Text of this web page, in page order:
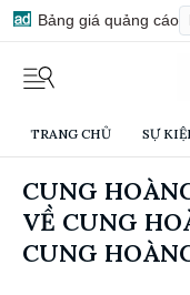
Bảng giá quảng cáo
TRANG CHỦ SỰ
CUNG
VỀ CUNG
CUNG